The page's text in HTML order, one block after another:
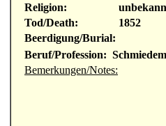
Religion:
Tod/Death:
1852
Beerdigung/Burial:
Beruf/Profession:
Bemerkungen/Notes: